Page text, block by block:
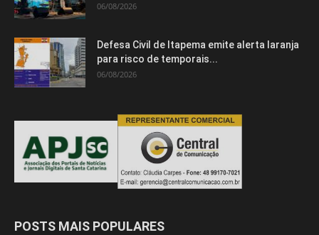
06/08/2026
Defesa Civil de Itapema emite alerta laranja
para risco de temporais...
06/08/2026
POSTS MAIS POPULARES